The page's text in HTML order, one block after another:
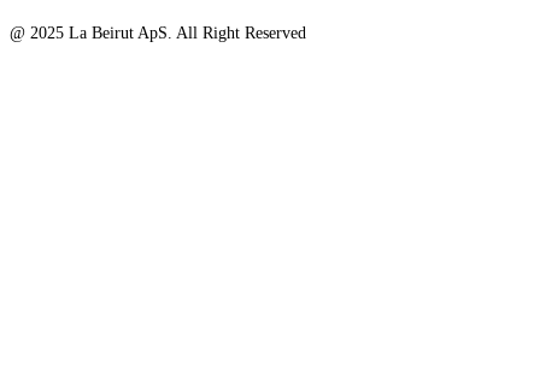
@ 2025 La Beirut ApS. All Right Reserved